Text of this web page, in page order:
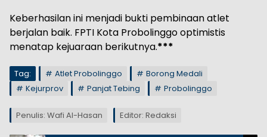
Keberhasilan ini menjadi bukti pembinaan atlet
berjalan baik. FPTI Kota Probolinggo optimistis
menatap kejuaraan berikutnya.***
Tag: Atlet Probolinggo
Borong Medali
Kejurprov
Panjat Tebing Probolinggo
Penulis: Wafi Al-Hasan Editor: Redaksi